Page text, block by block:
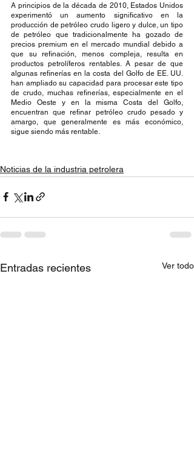
A principios de la década de 2010, Estados Unidos
experimentó un aumento significativo en la
producción de petróleo crudo ligero y dulce, un tipo
de petróleo que tradicionalmente ha gozado de
precios premium en el mercado mundial debido a
que su refinación, menos compleja, resulta en
productos petrolíferos rentables. A pesar de que
algunas refinerías en la costa del Golfo de EE. UU.
han ampliado su capacidad para procesar este tipo
de crudo, muchas refinerías, especialmente en el
Medio Oeste y en la misma Costa del Golfo,
encuentran que refinar petróleo crudo pesado y
amargo, que generalmente es más económico,
sigue siendo más rentable.
Noticias de la industria petrolera
Entradas recientes Ver todo